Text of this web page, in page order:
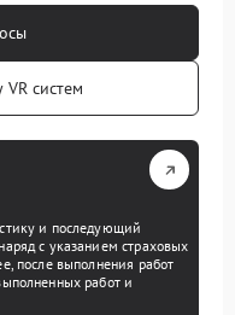
систем
и последующий
с указанием страховых
после выполнения работ
работ и